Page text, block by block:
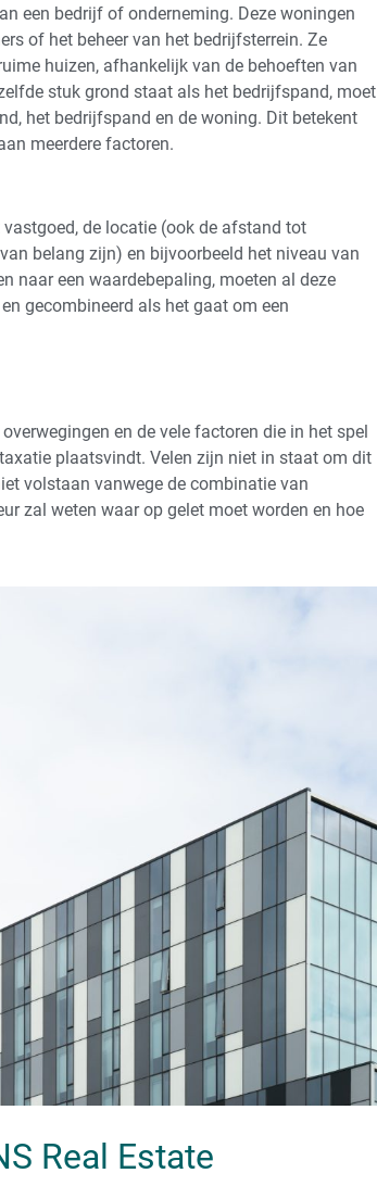
een bedrijf of onderneming. Deze woningen
of het beheer van het bedrijfsterrein. Ze
huizen, afhankelijk van de behoeften van
stuk grond staat als het bedrijfspand, moet
het bedrijfspand en de woning. Dit betekent
meerdere factoren.
de locatie (ook de afstand tot
belang zijn) en bijvoorbeeld het niveau van
naar een waardebepaling, moeten al deze
gecombineerd als het gaat om een
en de vele factoren die in het spel
plaatsvindt. Velen zijn niet in staat om dit
volstaan vanwege de combinatie van
zal weten waar op gelet moet worden en hoe
Real Estate